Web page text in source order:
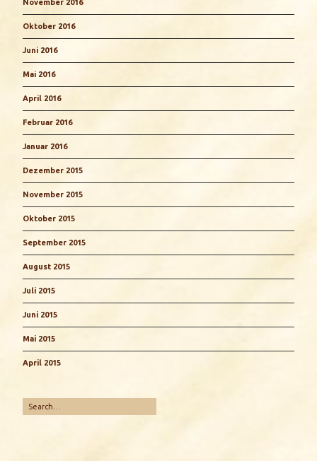
November 2016
Oktober 2016
Juni 2016
Mai 2016
April 2016
Februar 2016
Januar 2016
Dezember 2015
November 2015
Oktober 2015
September 2015
August 2015
Juli 2015
Juni 2015
Mai 2015
April 2015